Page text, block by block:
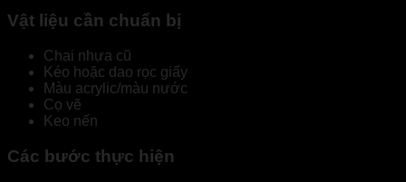
Vật liệu cần chuẩn bị
Chai nhựa cũ
Kéo hoặc dao rọc giấy
Màu acrylic/màu nước
Cọ vẽ
Keo nến
Các bước thực hiện